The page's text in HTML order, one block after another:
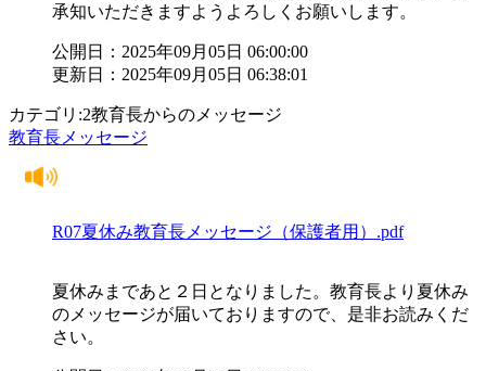
承知いただきますようよろしくお願いします。
公開日：2025年09月05日 06:00:00
更新日：2025年09月05日 06:38:01
カテゴリ:2教育長からのメッセージ
教育長メッセージ
R07夏休み教育長メッセージ（保護者用）.pdf
夏休みまであと２日となりました。教育長より夏休み
のメッセージが届いておりますので、是非お読みくだ
さい。